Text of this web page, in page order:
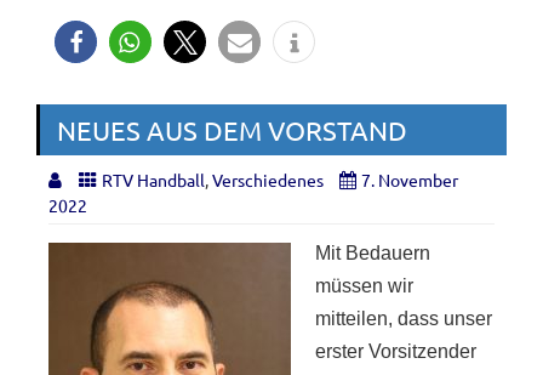
NEUES AUS DEM VORSTAND
RTV Handball,Verschiedenes
7. November
2022
Mit Bedauern
müssen wir
mitteilen, dass unser
erster Vorsitzender